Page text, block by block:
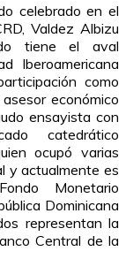
celebrado en el
Valdez Albizu
tiene el aval
Iberoamericana
como
económico
ensayista con
catedrático
ocupó varias
y actualmente es
Monetario
Dominicana
representan la
Central de la